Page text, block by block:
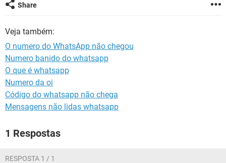
GUIA DE COMPRAS
Share
Veja também:
O numero do WhatsApp não chegou
Numero banido do whatsapp
O que é whatsapp
Numero da oi
Código do whatsapp não chega
Mensagens não lidas whatsapp
1 Respostas
RESPOSTA 1 / 1